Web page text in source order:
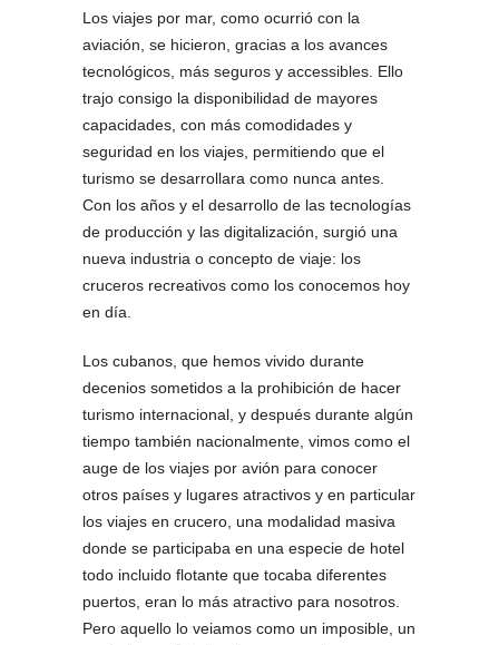
Los viajes por mar, como ocurrió con la
aviación, se hicieron, gracias a los avances
tecnológicos, más seguros y accessibles. Ello
trajo consigo la disponibilidad de mayores
capacidades, con más comodidades y
seguridad en los viajes, permitiendo que el
turismo se desarrollara como nunca antes.
Con los años y el desarrollo de las tecnologías
de producción y las digitalización, surgió una
nueva industria o concepto de viaje: los
cruceros recreativos como los conocemos hoy
en día.
Los cubanos, que hemos vivido durante
decenios sometidos a la prohibición de hacer
turismo internacional, y después durante algún
tiempo también nacionalmente, vimos como el
auge de los viajes por avión para conocer
otros países y lugares atractivos y en particular
los viajes en crucero, una modalidad masiva
donde se participaba en una especie de hotel
todo incluido flotante que tocaba diferentes
puertos, eran lo más atractivo para nosotros.
Pero aquello lo veiamos como un imposible, un